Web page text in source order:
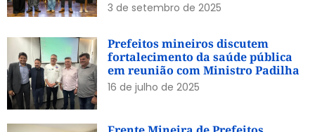
3 de setembro de 2025
Prefeitos mineiros discutem
fortalecimento da saúde pública
em reunião com Ministro Padilha
16 de julho de 2025